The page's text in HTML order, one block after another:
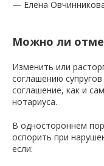
— Елена
Можно ли
Изменить или
соглашению
соглашение, как и
нотариуса.
В одностороннем
оспорить при
если: